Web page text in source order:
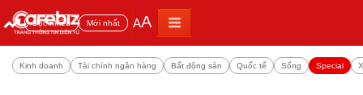
Đọc nhiều Mới nhất AA
Kinh doanh Tài chính ngân hàng Bất động sản Quốc tế Sống Special